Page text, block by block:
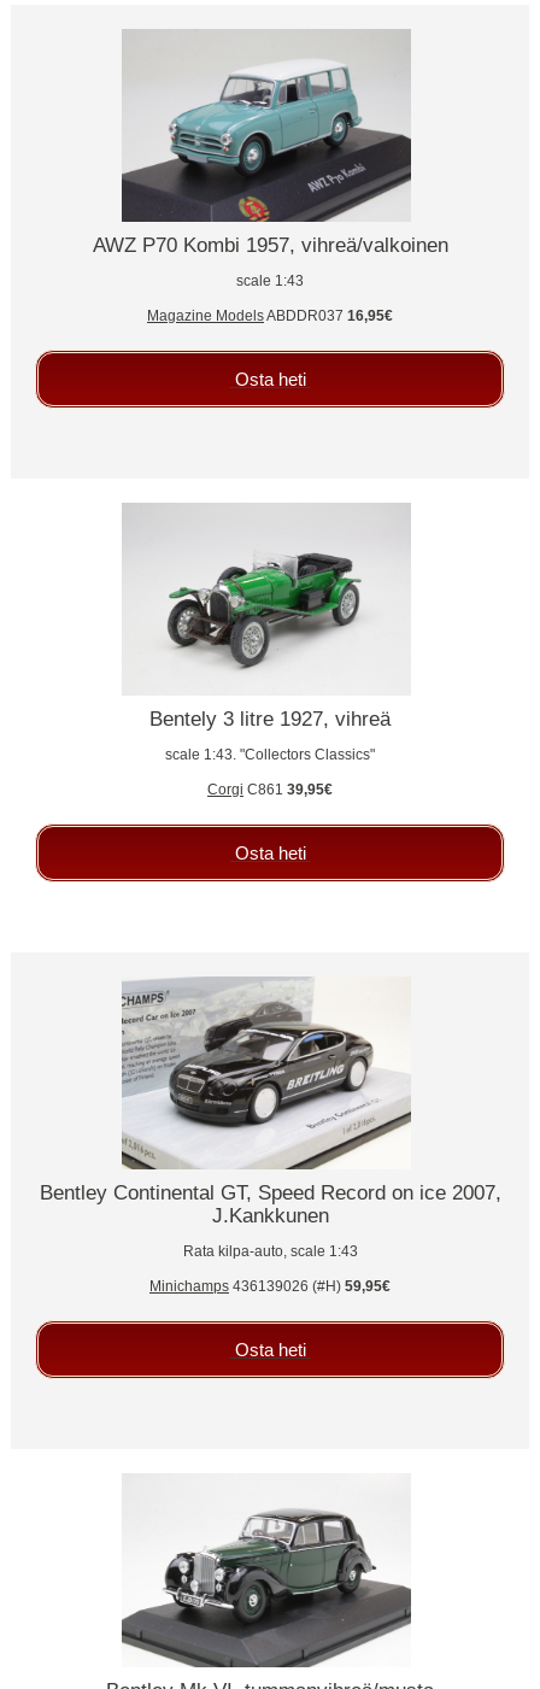
AWZ P70 Kombi 1957, vihreä/valkoinen
scale 1:43
Magazine ModelsABDDR037 16,95€
Osta heti
Bentely 3 litre 1927, vihreä
scale 1:43. "Collectors Classics"
Corgi C861 39,95€
Osta heti
Bentley Continental GT, Speed Record on ice 2007,
J.Kankkunen
Rata kilpa-auto, scale 1:43
Minichamps 436139026 (#H) 59,95€
Osta heti